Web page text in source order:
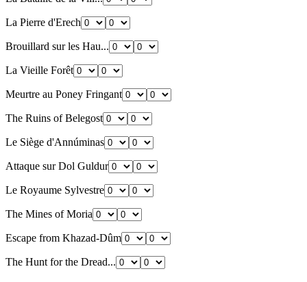
La Pierre d'Erech
Brouillard sur les Hau...
La Vieille Forêt
Meurtre au Poney Fringant
The Ruins of Belegost
Le Siège d'Annúminas
Attaque sur Dol Guldur
Le Royaume Sylvestre
The Mines of Moria
Escape from Khazad-Dûm
The Hunt for the Dread...